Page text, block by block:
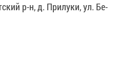
р-н, д. При­лу­ки, ул. Бе­